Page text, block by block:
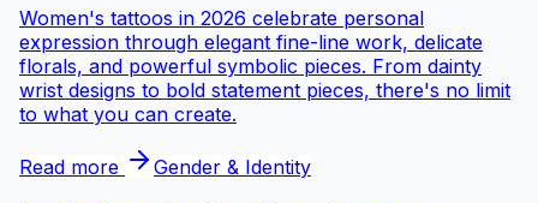
Women's tattoos in 2026 celebrate personal
expression through elegant fine-line work, delicate
florals, and powerful symbolic pieces. From dainty
wrist designs to bold statement pieces, there's no limit
to what you can create.
Read more Gender & Identity